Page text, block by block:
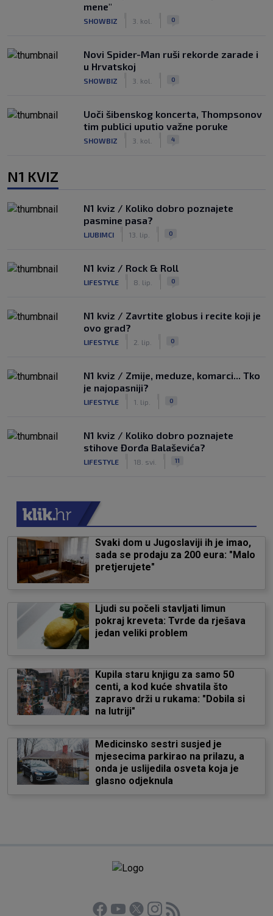
mene"
SHOWBIZ 3. kol. 0
Novi Spider-Man ruši rekorde zarade i
u Hrvatskoj
SHOWBIZ 3. kol. 0
Uoči šibenskog koncerta, Thompsonov
tim publici uputio važne poruke
SHOWBIZ 3. kol. 4
N1 KVIZ
N1 kviz / Koliko dobro poznajete
pasmine pasa?
LJUBIMCI 13. lip. 0
N1 kviz / Rock & Roll
LIFESTYLE 8. lip. 0
N1 kviz / Zavrtite globus i recite koji je
ovo grad?
LIFESTYLE 2. lip. 0
N1 kviz / Zmije, meduze, komarci... Tko
je najopasniji?
LIFESTYLE 1. lip. 0
N1 kviz / Koliko dobro poznajete
stihove Đorđa Balaševića?
LIFESTYLE 18. svi. 11
Svaki dom u Jugoslaviji ih je imao,
sada se prodaju za 200 eura: "Malo
pretjerujete"
Ljudi su počeli stavljati limun
pokraj kreveta: Tvrde da rješava
jedan veliki problem
Kupila staru knjigu za samo 50
centi, a kod kuće shvatila što
zapravo drži u rukama: "Dobila si
na lutriji"
Medicinsko sestri susjed je
mjesecima parkirao na prilazu, a
onda je uslijedila osveta koja je
glasno odjeknula